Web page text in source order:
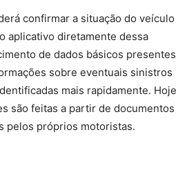
confirmar a situação do veículo
aplicativo diretamente dessa
de dados básicos presentes
sobre eventuais sinistros
mais rapidamente. Hoje
são feitas a partir de documentos
pelos próprios motoristas.